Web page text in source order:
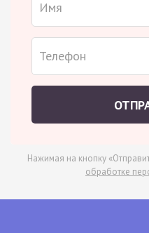
Нажимая на кнопку
обработке